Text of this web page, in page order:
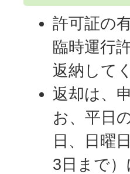
許可証の
臨時運行
返納して
返却は、
お、平日
日、日曜
3日まで